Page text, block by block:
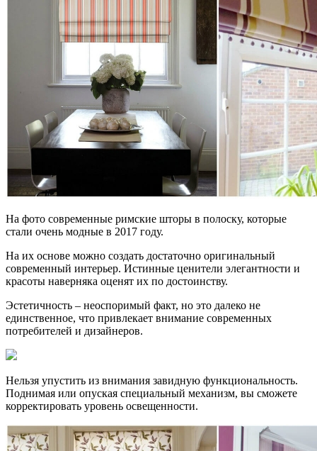
На фото современные римские шторы в полоску, которые
стали очень модные в 2017 году.
На их основе можно создать достаточно оригинальный
современный интерьер. Истинные ценители элегантности и
красоты наверняка оценят их по достоинству.
Эстетичность – неоспоримый факт, но это далеко не
единственное, что привлекает внимание современных
потребителей и дизайнеров.
Нельзя упустить из внимания завидную функциональность.
Поднимая или опуская специальный механизм, вы сможете
корректировать уровень освещенности.